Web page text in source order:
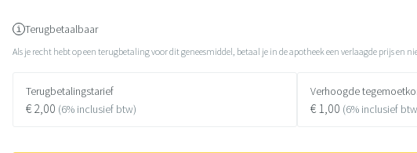
Terugbetaalbaar
Als je recht hebt op een terugbetaling voor dit geneesmiddel, betaal je in de apotheek een verlaagde prijs en
Terugbetalingstarief
€ 2,00 (6% inclusief btw)
Verhoogde
€ 1,00 (6% inclusief